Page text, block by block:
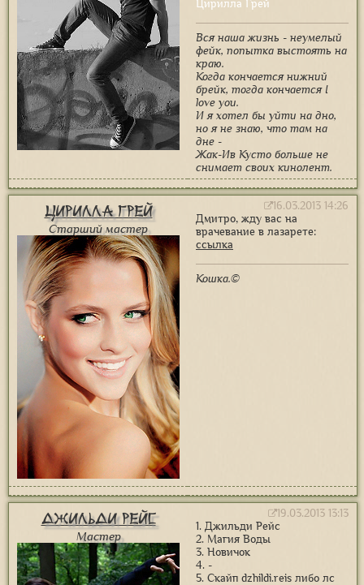
Цирилла Грей
Вся наша жизнь - неумелый
фейк, попытка выстоять на
краю.
Когда кончается нижний
брейк, тогда кончается I
love you.
И я хотел бы уйти на дно,
но я не знаю, что там на
дне -
Жак-Ив Кусто больше не
снимает своих кинолент.
Цирилла Грей
Старший мастер
16.03.2013 14:26
Дмитро, жду вас на
врачевание в лазарете:
ссылка
Кошка.©
Джильди Рейс
Мастер
19.03.2013 13:13
1. Джильди Рейс
2. Магия Воды
3. Новичок
4. -
5. Скайп dzhildi.reis либо лс